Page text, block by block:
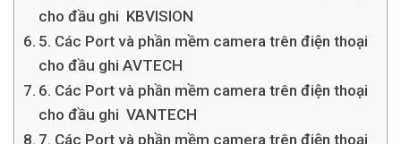
cho đầu ghi KBVISION
5. Các Port và phần mềm camera trên điện thoại
cho đầu ghi AVTECH
6. Các Port và phần mềm camera trên điện thoại
cho đầu ghi VANTECH
7. Các Port và phần mềm camera trên điện thoại